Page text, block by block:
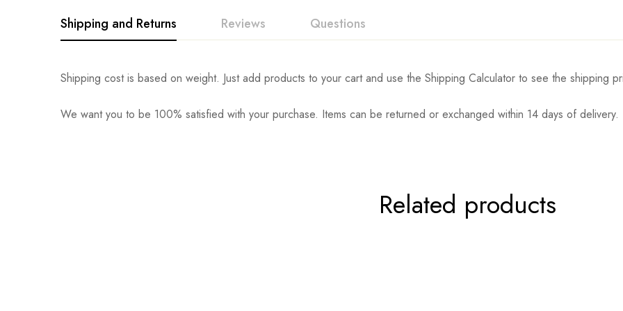
Shipping and Returns Reviews Questions
Shipping cost is based on weight. Just add products to your cart and use the Shipping Calculator to see the shipping
We want you to be 100% satisfied with your purchase. Items can be returned or exchanged within 14 days of delivery.
Related products